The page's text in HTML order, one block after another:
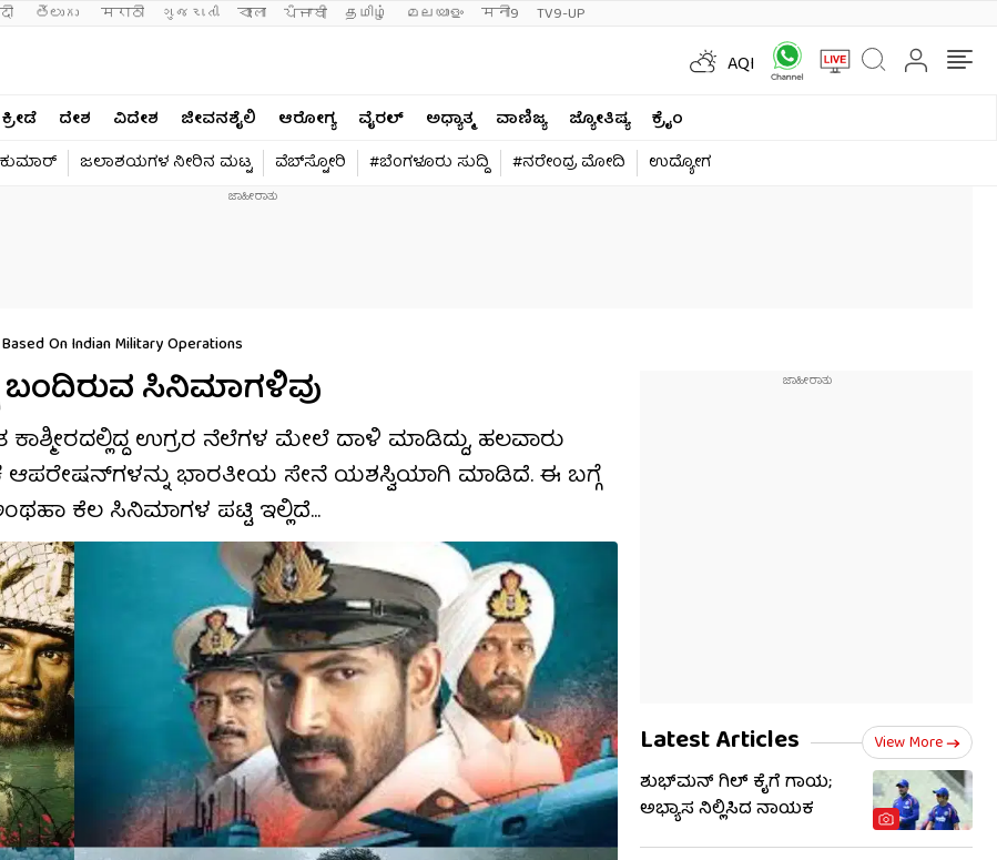
తెలుగు मराठी ગુજરાતી বাংলা ਪੰਜਾਬੀ தமிழ் മലയാളം मनी9 TV9-UP
AQI
ಕ್ರೀಡೆ ದೇಶ ವಿದೇಶ ಜೀವನಶೈಲಿ ಆರೋಗ್ಯ ವೈರಲ್​ ಅಧ್ಯಾತ್ಮ ವಾಣಿಜ್ಯ ಜ್ಯೋತಿಷ್ಯ
ಕ್ರೈಂ
ಜಲಾಶಯಗಳ ನೀರಿನ ಮಟ್ಟ ವೆಬ್​ಸ್ಟೋರಿ #ಬೆಂಗಳೂರು ಸುದ್ದಿ #ನರೇಂದ್ರ ಮೋದಿ ಉದ್ಯೋಗ
On Indian Military Operations
ಸಿನಿಮಾಗಳಿವು
ಉಗ್ರರ ನೆಲೆಗಳ ಮೇಲೆ ದಾಳಿ ಮಾಡಿದ್ದು, ಹಲವಾರು
ಭಾರತೀಯ ಸೇನೆ ಯಶಸ್ವಿಯಾಗಿ ಮಾಡಿದೆ. ಈ ಬಗ್ಗೆ
ಕೆಲ ಸಿನಿಮಾಗಳ ಪಟ್ಟಿ ಇಲ್ಲಿದೆ...
Latest Articles View More
ಶುಭ್​ಮನ್ ಗಿಲ್ ಕೈಗೆ ಗಾಯ;
ಅಭ್ಯಾಸ ನಿಲ್ಲಿಸಿದ ನಾಯಕ